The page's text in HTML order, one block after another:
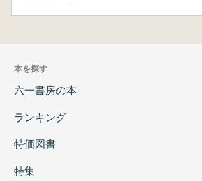
本を探す
六一書房の本
ランキング
特価図書
特集